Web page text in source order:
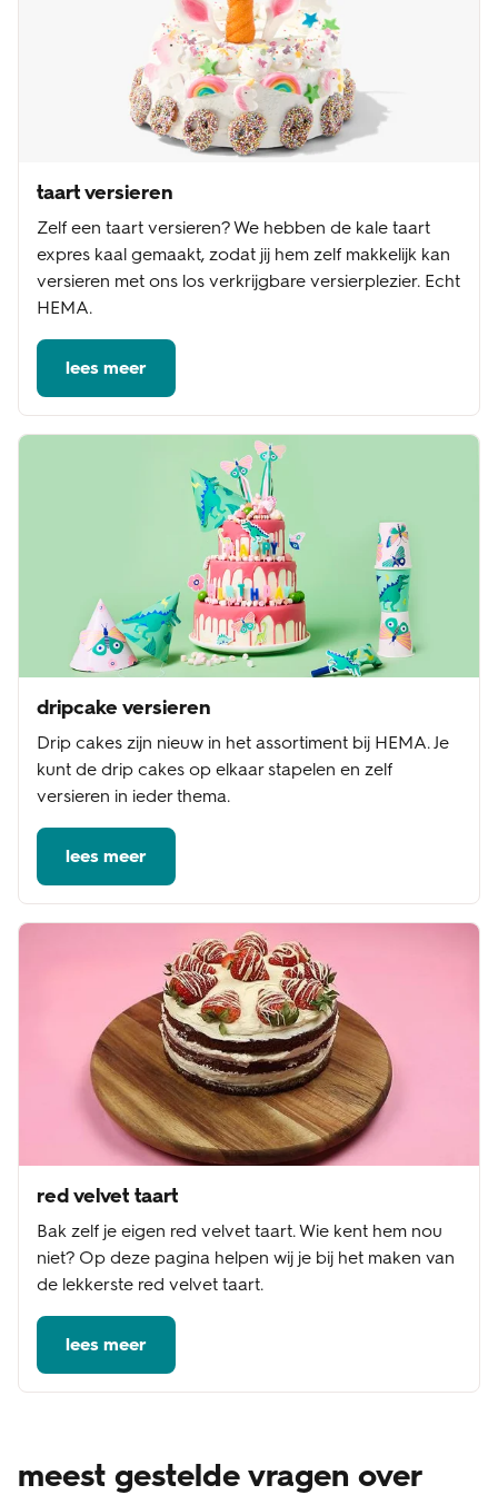
taart versieren
Zelf een taart versieren? We hebben de kale taart
expres kaal gemaakt, zodat jij hem zelf makkelijk kan
versieren met ons los verkrijgbare versierplezier. Echt
HEMA.
lees meer
dripcake versieren
Drip cakes zijn nieuw in het assortiment bij HEMA. Je
kunt de drip cakes op elkaar stapelen en zelf
versieren in ieder thema.
lees meer
red velvet taart
Bak zelf je eigen red velvet taart. Wie kent hem nou
niet? Op deze pagina helpen wij je bij het maken van
de lekkerste red velvet taart.
lees meer
meest gestelde vragen over